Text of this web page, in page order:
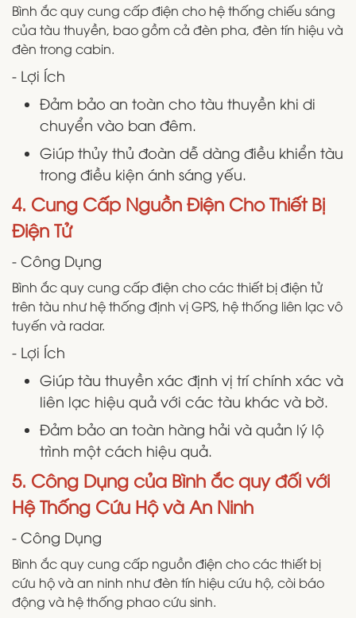
Bình ắc quy cung cấp điện cho hệ thống chiếu sáng
của tàu thuyền, bao gồm cả đèn pha, đèn tín hiệu và
đèn trong cabin.
- Lợi Ích
Đảm bảo an toàn cho tàu thuyền khi di
chuyển vào ban đêm.
Giúp thủy thủ đoàn dễ dàng điều khiển tàu
trong điều kiện ánh sáng yếu.
4. Cung Cấp Nguồn Điện Cho Thiết Bị
Điện Tử
- Công Dụng
Bình ắc quy cung cấp điện cho các thiết bị điện tử
trên tàu như hệ thống định vị GPS, hệ thống liên lạc vô
tuyến và radar.
- Lợi Ích
Giúp tàu thuyền xác định vị trí chính xác và
liên lạc hiệu quả với các tàu khác và bờ.
Đảm bảo an toàn hàng hải và quản lý lộ
trình một cách hiệu quả.
5. Công Dụng của Bình ắc quy đối với
Hệ Thống Cứu Hộ và An Ninh
- Công Dụng
Bình ắc quy cung cấp nguồn điện cho các thiết bị
cứu hộ và an ninh như đèn tín hiệu cứu hộ, còi báo
động và hệ thống phao cứu sinh.